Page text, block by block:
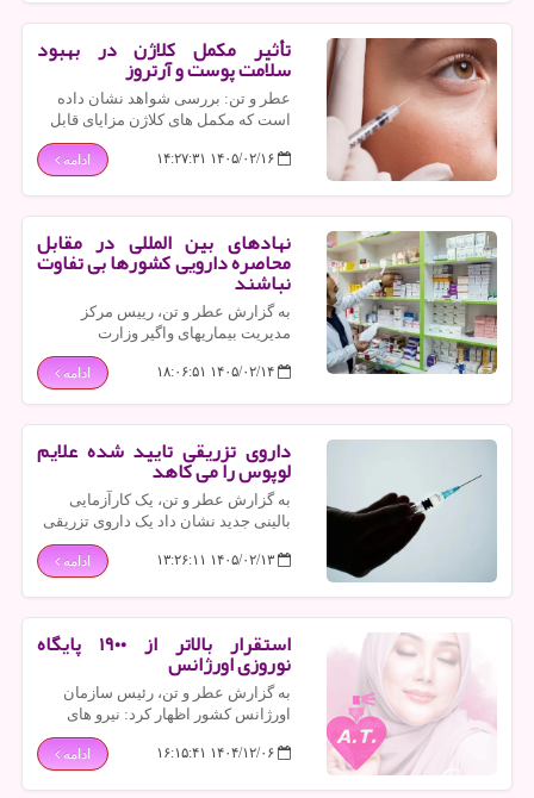
تأثیر مکمل کلاژن در بهبود
سلامت پوست و آرتروز
عطر و تن: بررسی شواهد نشان داده
است که مکمل های کلاژن مزایای قابل
توجهی دارند، همچون بهبود سلامت
پوست و کاهش درد ناشی از آرتروز بر
۱۴۰۵/۰۲/۱۶ ۱۴:۲۷:۳۱ ادامه
نهادهای بین المللی در مقابل
محاصره دارویی کشورها بی تفاوت
نباشند
به گزارش عطر و تن، رییس مرکز
مدیریت بیماریهای واگیر وزارت
بهداشت، با اشاره به اینکه تامین دارو و
واکسن در وضعیت جنگی فقط یک
۱۴۰۵/۰۲/۱۴ ۱۸:۰۶:۵۱ ادامه
داروی تزریقی تایید شده علایم
لوپوس را می کاهد
به گزارش عطر و تن، یک کارآزمایی
بالینی جدید نشان داد یک داروی تزریقی
که قبلاً تأیید شده است، علایم لوپوس را
به صورت قابل توجهی کم می کند.
۱۴۰۵/۰۲/۱۳ ۱۳:۲۶:۱۱ ادامه
استقرار بالاتر از ۱۹۰۰ پایگاه
نوروزی اورژانس
به گزارش عطر و تن، رئیس سازمان
اورژانس کشور اظهار کرد: نیرو های
اورژانس در بیشتر از ۱۹۰۰ پایگاه جاده
ای و استفاده از حدود ۳۰۰ دستگاه
۱۴۰۴/۱۲/۰۶ ۱۶:۱۵:۴۱ ادامه